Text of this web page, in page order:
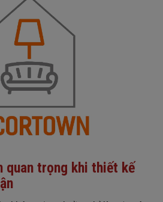
quan trọng khi thiết kế